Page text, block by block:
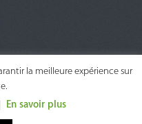
la meilleure expérience sur
En savoir plus